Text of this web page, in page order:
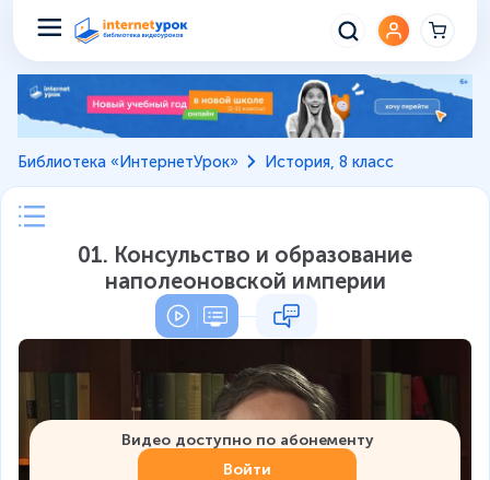
Библиотека «ИнтернетУрок» История, 8 класс
01. Консульство и образование
наполеоновской империи
Видео доступно по абонементу
Войти